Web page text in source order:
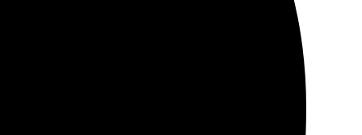
и удобно на сайте. Доставка была в срок, очень